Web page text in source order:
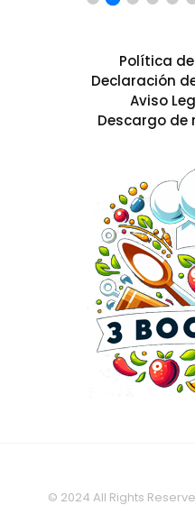
Política
Declaración
Aviso
Descargo de
© 2024 All Rights